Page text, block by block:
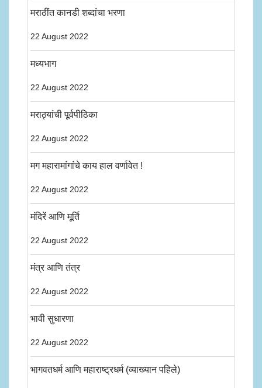
मराठींत कानडी शब्दांचा भरणा
22 August 2022
मध्यभाग
22 August 2022
मराठ्यांची पूर्वपीठिका
22 August 2022
मग महारामांगांचे काय हाल वर्णावेत !
22 August 2022
मंदिरें आणि मूर्ति
22 August 2022
मंत्र आणि तंत्र
22 August 2022
भावी सुधारणा
22 August 2022
भागवतधर्म आणि महाराष्ट्रधर्म (व्याख्यान पहिले)